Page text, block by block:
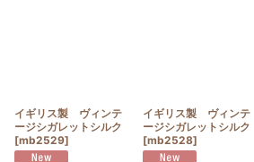
イギリス製 ヴィンテ
ージシガレットシルク
[mb2529]
イギリス製 ヴィンテ
ージシガレットシルク
[mb2528]